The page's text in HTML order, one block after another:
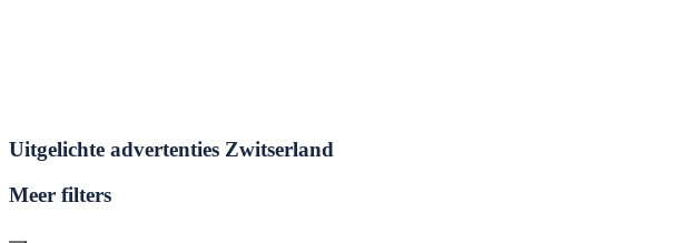
Uitgelichte advertenties Zwitserland
Meer filters